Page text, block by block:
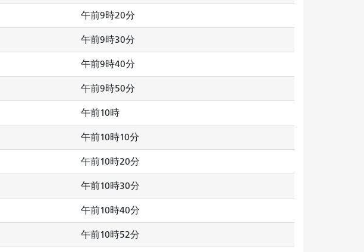
午前9時20分
午前9時30分
午前9時40分
午前9時50分
午前10時
午前10時10分
午前10時20分
午前10時30分
午前10時40分
午前10時52分